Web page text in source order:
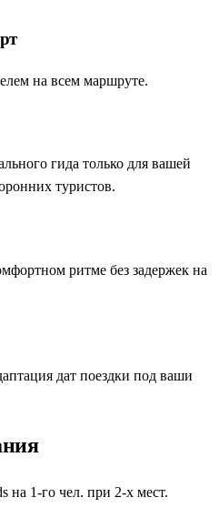
и отдыхом.
формат путешествий не
всех категорий граждан
ритме.
перемещений и
на вашу группу, адаптируя
состав участников. Если вы
друзей, гид всегда подберет
подстраиваться под
оставаться в красивом
на всем маршруте.
гида только для вашей
туристов.
ритме без задержек на
дат поездки под ваши
на 1-го чел. при 2-х мест.